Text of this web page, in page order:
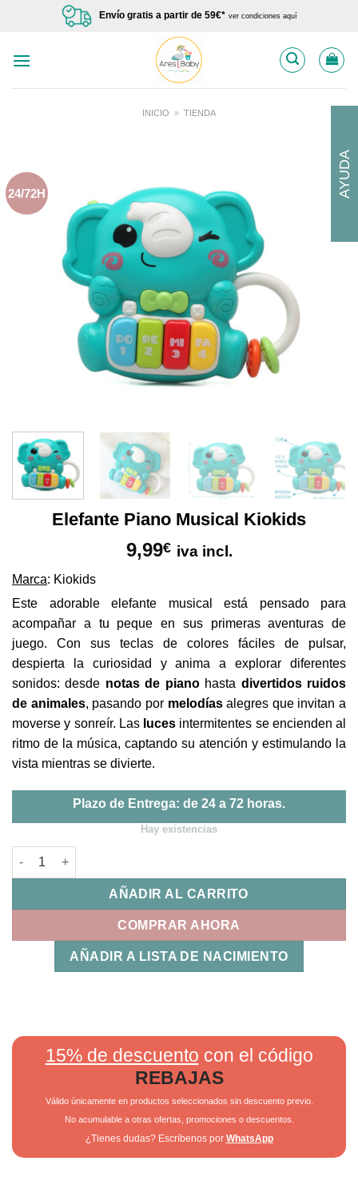
Envío gratis a partir de 59€* ver condiciones aquí
INICIO » TIENDA
24/72H
Elefante Piano Musical Kiokids
9,99€ iva incl.
Marca: Kiokids
Este adorable elefante musical está pensado para
acompañar a tu peque en sus primeras aventuras de
juego. Con sus teclas de colores fáciles de pulsar,
despierta la curiosidad y anima a explorar diferentes
sonidos: desde notas de piano hasta divertidos ruidos
de animales, pasando por melodíasalegres que invitan a
moverse y sonreír. Las luces intermitentes se encienden al
ritmo de la música, captando su atención y estimulando la
vista mientras se divierte.
Plazo de Entrega: de 24 a 72 horas.
Hay existencias
Elefante Piano Musical Kiokids cantidad
AÑADIR AL CARRITO
COMPRAR AHORA
AÑADIR A LISTA DE NACIMIENTO
15% de descuento con el código
REBAJAS
Válido únicamente en productos seleccionados sin descuento previo.
No acumulable a otras ofertas, promociones o descuentos.
¿Tienes dudas? Escríbenos por WhatsApp
AYUDA